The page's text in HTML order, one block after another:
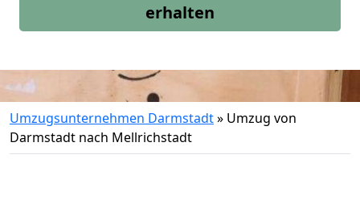
erhalten
Umzugsunternehmen Darmstadt» Umzug von
Darmstadt nach Mellrichstadt